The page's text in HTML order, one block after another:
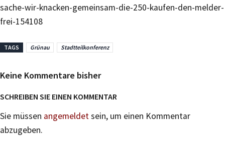
sache-wir-knacken-gemeinsam-die-250-kaufen-den-melder-
frei-154108
TAGS Grünau Stadtteilkonferenz
Keine Kommentare bisher
SCHREIBEN SIE EINEN KOMMENTAR
Sie müssen angemeldetsein, um einen Kommentar
abzugeben.